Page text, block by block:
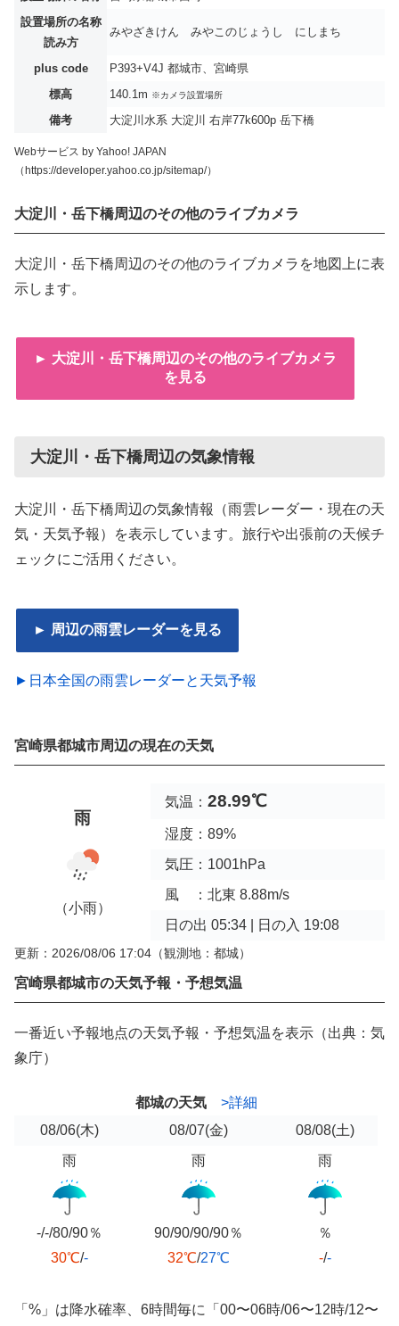
設置場所の名称
読み方
みやざきけん みやこのじょうし にしまち
plus code
P393+V4J 都城市、宮崎県
標高
140.1m ※カメラ設置場所
備考 大淀川水系 大淀川 右岸77k600p 岳下橋
Webサービス by Yahoo! JAPAN
（https://developer.yahoo.co.jp/sitemap/）
大淀川・岳下橋周辺のその他のライブカメラ
大淀川・岳下橋周辺のその他のライブカメラを地図上に表
示します。
► 大淀川・岳下橋周辺のその他のライブカメラ
を見る
大淀川・岳下橋周辺の気象情報
大淀川・岳下橋周辺の気象情報（雨雲レーダー・現在の天
気・天気予報）を表示しています。旅行や出張前の天候チ
ェックにご活用ください。
► 周辺の雨雲レーダーを見る
►日本全国の雨雲レーダーと天気予報
宮崎県都城市周辺の現在の天気
雨
（小雨）
気温： 28.99℃
湿度：89%
気圧：1001hPa
風 ：北東 8.88m/s
日の出 05:34 | 日の入 19:08
更新：2026/08/06 17:04 （観測地：都城）
宮崎県都城市の天気予報・予想気温
一番近い予報地点の天気予報・予想気温を表示（出典：気
象庁）
都城の天気
>詳細
08/06(木) 08/07(金) 08/08(土)
雨
-/-/80/90％
30℃/-
雨
90/90/90/90％
32℃/27℃
雨
％
-/-
「%」は降水確率、6時間毎に「00〜06時/06〜12時/12〜